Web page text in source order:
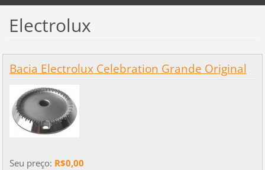
Electrolux
Bacia Electrolux Celebration Grande Original
Seu preço: R$0,00